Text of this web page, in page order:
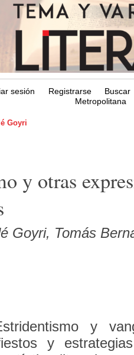
sesión Registrarse
Buscar
Metropolitana
Goyri
y otras
Goyri, Tomás
y
y